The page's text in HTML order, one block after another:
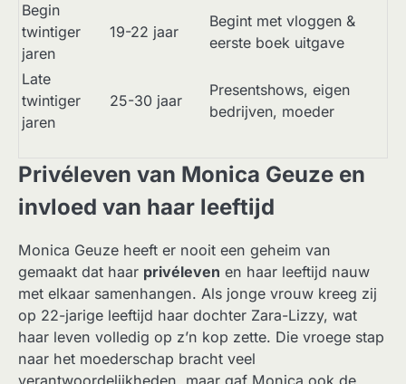
Begin
twintiger
jaren
19-22 jaar
Begint met vloggen &
eerste boek uitgave
Late
twintiger
jaren
25-30 jaar
Presentshows, eigen
bedrijven, moeder
Privéleven van Monica Geuze en
invloed van haar leeftijd
Monica Geuze heeft er nooit een geheim van
gemaakt dat haar privéleven en haar leeftijd nauw
met elkaar samenhangen. Als jonge vrouw kreeg zij
op 22-jarige leeftijd haar dochter Zara-Lizzy, wat
haar leven volledig op z’n kop zette. Die vroege stap
naar het moederschap bracht veel
verantwoordelijkheden, maar gaf Monica ook de